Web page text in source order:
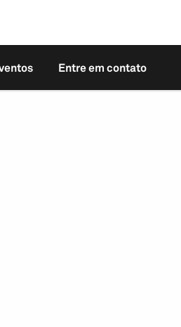
Entre em contato